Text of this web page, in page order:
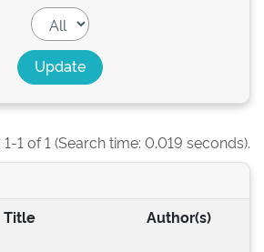
1-1 of 1 (Search time: 0.019 seconds).
Title Author(s)